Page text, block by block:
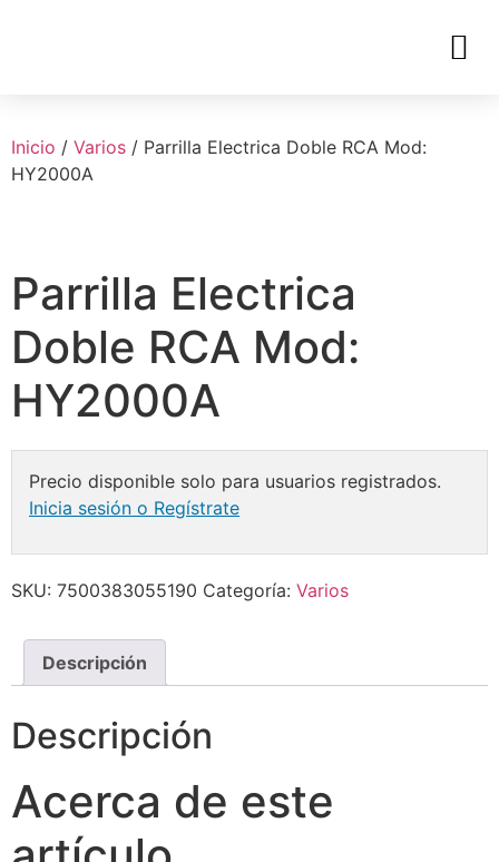
Inicio / Varios / Parrilla Electrica Doble RCA Mod:
HY2000A
Parrilla Electrica
Doble RCA Mod:
HY2000A
Precio disponible solo para usuarios registrados.
Inicia sesión o Regístrate
SKU: 7500383055190 Categoría: Varios
Descripción
Descripción
Acerca de este